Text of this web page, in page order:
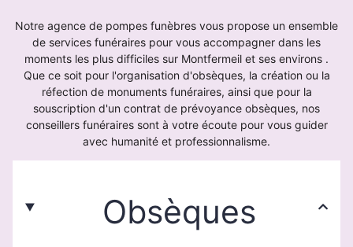
Notre agence de pompes funèbres vous propose un ensemble
de services funéraires pour vous accompagner dans les
moments les plus difficiles sur Montfermeil et ses environs .
Que ce soit pour l'organisation d'obsèques, la création ou la
réfection de monuments funéraires, ainsi que pour la
souscription d'un contrat de prévoyance obsèques, nos
conseillers funéraires sont à votre écoute pour vous guider
avec humanité et professionnalisme.
Obsèques